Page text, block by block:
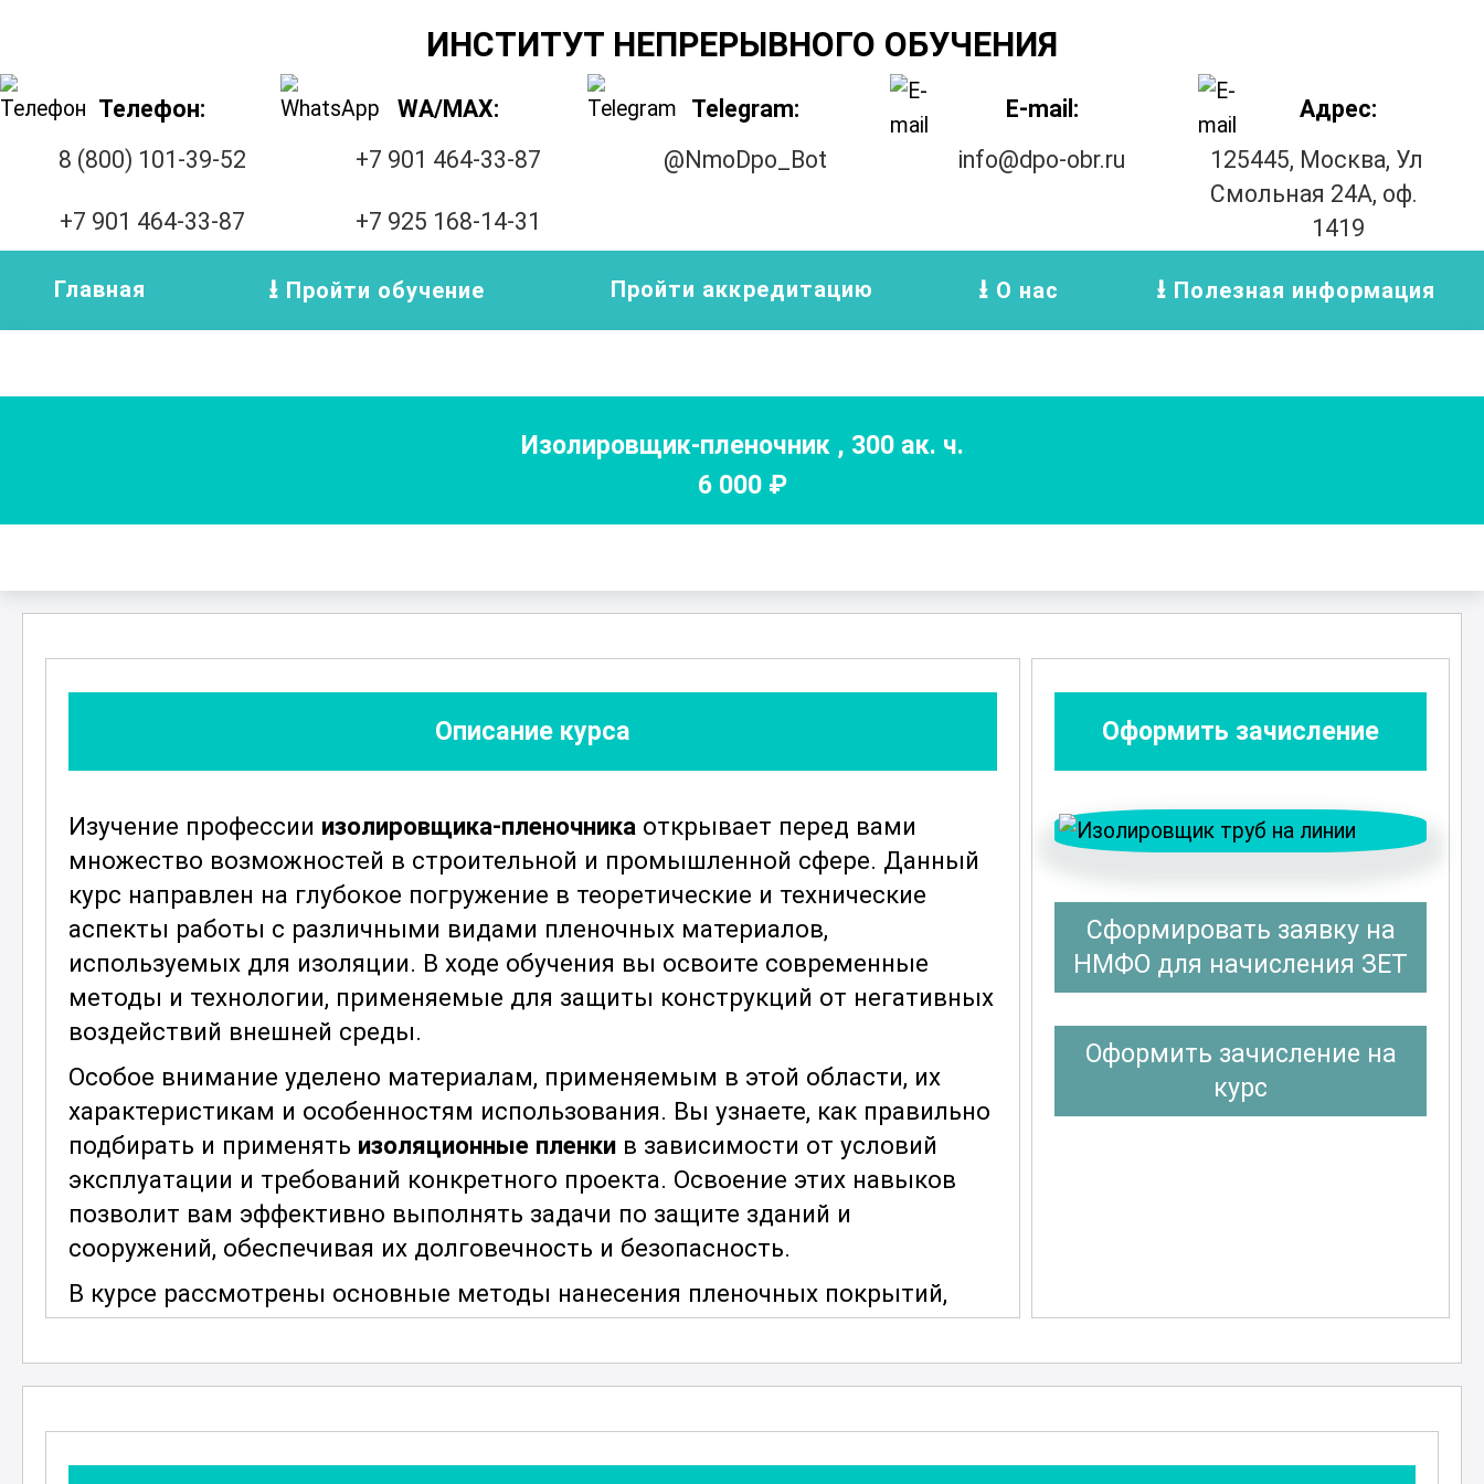
ИНСТИТУТ НЕПРЕРЫВНОГО ОБУЧЕНИЯ
Телефон:
8 (800) 101-39-52
+7 901 464-33-87
WA/MAX:
+7 901 464-33-87
+7 925 168-14-31
Telegram:
@NmoDpo_Bot
E-mail:
info@dpo-obr.ru
Адрес:
125445, Москва, Ул
Смольная 24А, оф.
1419
Главная Пройти обучение Пройти аккредитацию О нас Полезная информация
Изолировщик-пленочник , 300ак. ч.
6 000₽
Описание курса
Изучение профессии изолировщика-пленочника открывает перед вами
множество возможностей в строительной и промышленной сфере. Данный
курс направлен на глубокое погружение в теоретические и технические
аспекты работы с различными видами пленочных материалов,
используемых для изоляции. В ходе обучения вы освоите современные
методы и технологии, применяемые для защиты конструкций от негативных
воздействий внешней среды.
Особое внимание уделено материалам, применяемым в этой области, их
характеристикам и особенностям использования. Вы узнаете, как правильно
подбирать и применять изоляционные пленки в зависимости от условий
эксплуатации и требований конкретного проекта. Освоение этих навыков
позволит вам эффективно выполнять задачи по защите зданий и
сооружений, обеспечивая их долговечность и безопасность.
В курсе рассмотрены основные методы нанесения пленочных покрытий,
включая ручные и механизированные способы. Вы научитесь правильно
готовить поверхности для нанесения изоляции, а также контролировать
качество выполненных работ. Это знание является критически важным для
соблюдения стандартов и требований, предъявляемых к изоляционным
покрытиям.
Оформить зачисление
Сформировать заявку на
НМФО для начисления ЗЕТ
Оформить зачисление на
курс